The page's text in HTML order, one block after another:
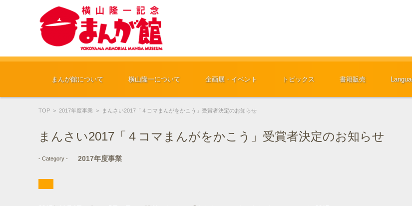
コンテンツに移動
まんが館について 横山隆一について 企画展・イベント トピックス 書籍販売
TOP > 2017年度事業 > まんさい2017「４コマまんがをかこう」受賞者決定のお知らせ
まんさい2017「４コマまんがをかこう」受賞者決定のお知らせ
- Category - 2017年度事業